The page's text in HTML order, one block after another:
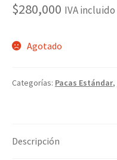
$280,000 IVA incluido
Agotado
Categorías: Pacas Estándar,
Descripción